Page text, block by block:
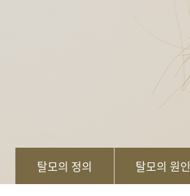
탈모의 정의 탈모의 원인